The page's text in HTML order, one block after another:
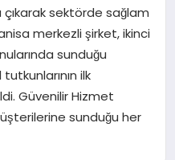
sektörde sağlam
merkezli şirket, ikinci
sunduğu
ilk
Güvenilir Hizmet
sunduğu her